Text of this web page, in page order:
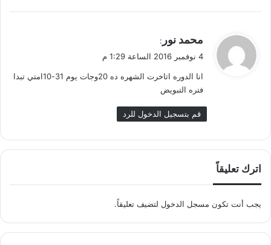
ق
ل
محمد نور :
4 نوفمبر 2016 الساعة 1:29 م
انا الدوره اتاخرت الشهره ده 20وجات يوم 31-10امتي تبدا
فتره التبويض
قم بتسجيل الدخول للرد
اترك تعليقاً
يجب أنت تكون مسجل الدخول لتضيف تعليقاً.